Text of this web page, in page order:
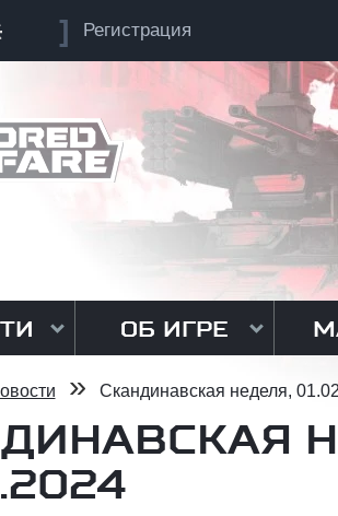
Регистрация
ОБ ИГРЕ
» Скандинавская неделя,